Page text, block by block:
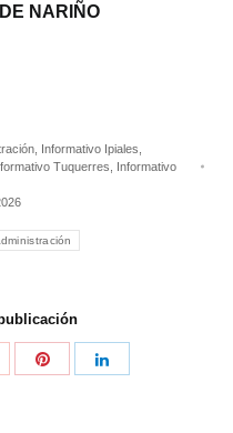
NARIÑO
Informativo Ipiales
Tuquerres
Informativo